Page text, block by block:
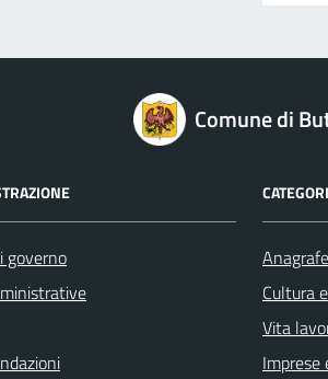
Comune di
governo
Cultura
Vita
Imprese